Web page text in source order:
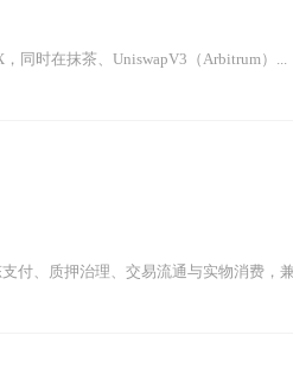
同时在抹茶、UniswapV3（Arbitrum）...
付、质押治理、交易流通与实物消费，